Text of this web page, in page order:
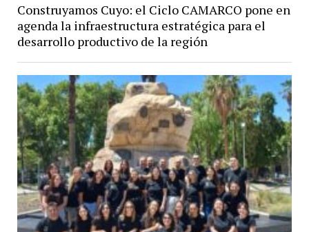
Construyamos Cuyo: el Ciclo CAMARCO pone en
agenda la infraestructura estratégica para el
desarrollo productivo de la región